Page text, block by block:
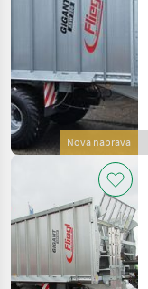
Nova naprava